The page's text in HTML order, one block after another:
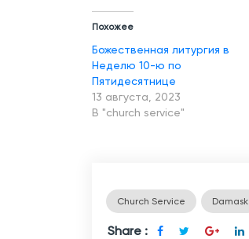
Похожее
Божественная литургия в
Неделю 10-ю по
Пятидесятнице
13 августа, 2023
В "church service"
Church Service Damask
Share :